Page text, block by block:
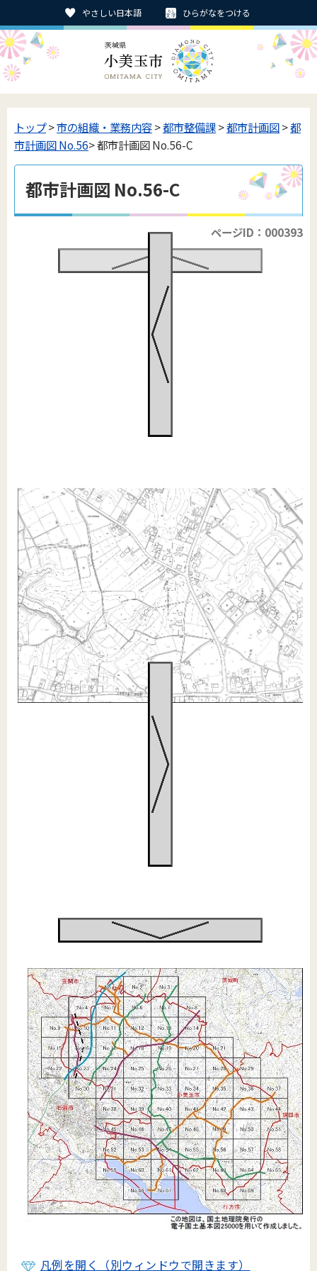
やさしい日本語 ひらがなをつける
トップ>市の組織・業務内容>都市整備課>都市計画図>都
市計画図 No.56> 都市計画図 No.56-C
都市計画図 No.56-C
ページID：000393
凡例を開く（別ウィンドウで開きます）